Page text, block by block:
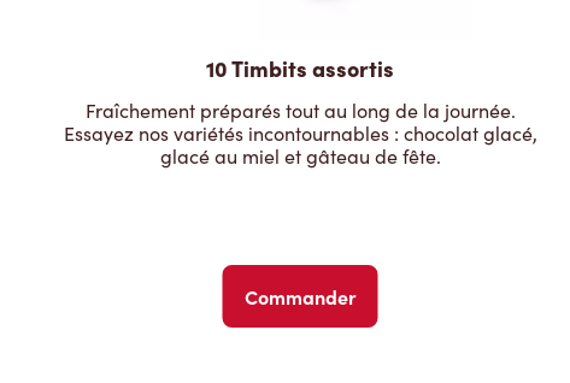
10 Timbits assortis
Fraîchement préparés tout au long de la journée.
Essayez nos variétés incontournables : chocolat glacé,
glacé au miel et gâteau de fête.
Commander